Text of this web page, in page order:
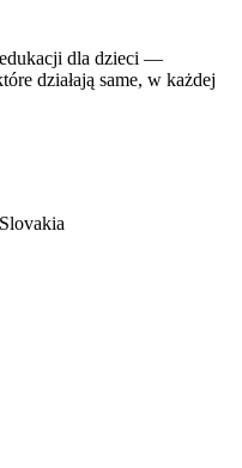
edukacji dla dzieci —
działają same, w każdej